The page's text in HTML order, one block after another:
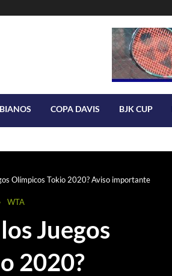
COPA DAVIS BJK CUP
Olímpicos Tokio 2020? Aviso importante
WTA
Juegos
2020?